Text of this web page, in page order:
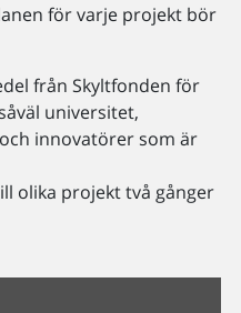
för varje projekt bör
från Skyltfonden för
universitet,
innovatörer som är
olika projekt två gånger